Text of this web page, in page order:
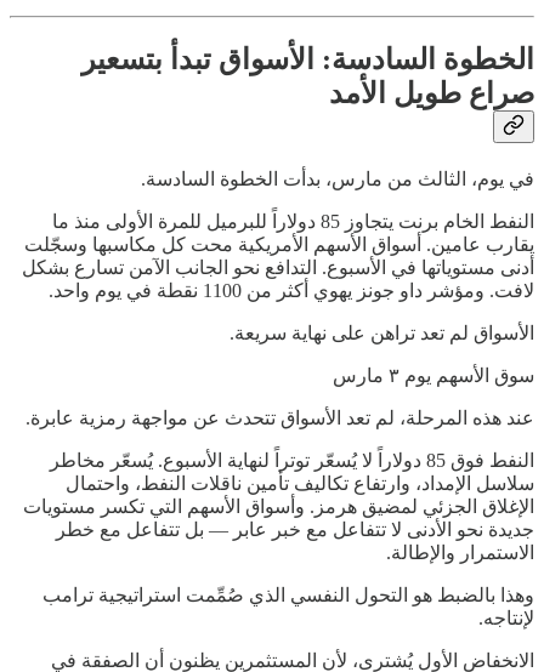
الخطوة السادسة: الأسواق تبدأ بتسعير
صراع طويل الأمد
في يوم، الثالث من مارس، بدأت الخطوة السادسة.
النفط الخام برنت يتجاوز 85 دولاراً للبرميل للمرة الأولى منذ ما
يقارب عامين. أسواق الأسهم الأمريكية محت كل مكاسبها وسجّلت
أدنى مستوياتها في الأسبوع. التدافع نحو الجانب الآمن تسارع بشكل
لافت. ومؤشر داو جونز يهوي أكثر من 1100 نقطة في يوم واحد.
الأسواق لم تعد تراهن على نهاية سريعة.
سوق الأسهم يوم ٣ مارس
عند هذه المرحلة، لم تعد الأسواق تتحدث عن مواجهة رمزية عابرة.
النفط فوق 85 دولاراً لا يُسعّر توتراً لنهاية الأسبوع. يُسعّر مخاطر
سلاسل الإمداد، وارتفاع تكاليف تأمين ناقلات النفط، واحتمال
الإغلاق الجزئي لمضيق هرمز. وأسواق الأسهم التي تكسر مستويات
جديدة نحو الأدنى لا تتفاعل مع خبر عابر — بل تتفاعل مع خطر
الاستمرار والإطالة.
وهذا بالضبط هو التحول النفسي الذي صُمِّمت استراتيجية ترامب
لإنتاجه.
الانخفاض الأول يُشترى، لأن المستثمرين يظنون أن الصفقة في